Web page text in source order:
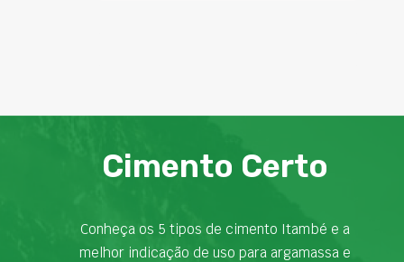
Cimento Certo
Conheça os 5 tipos de cimento Itambé e a
melhor indicação de uso para argamassa e